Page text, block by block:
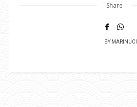
Share
BYMARINUCI